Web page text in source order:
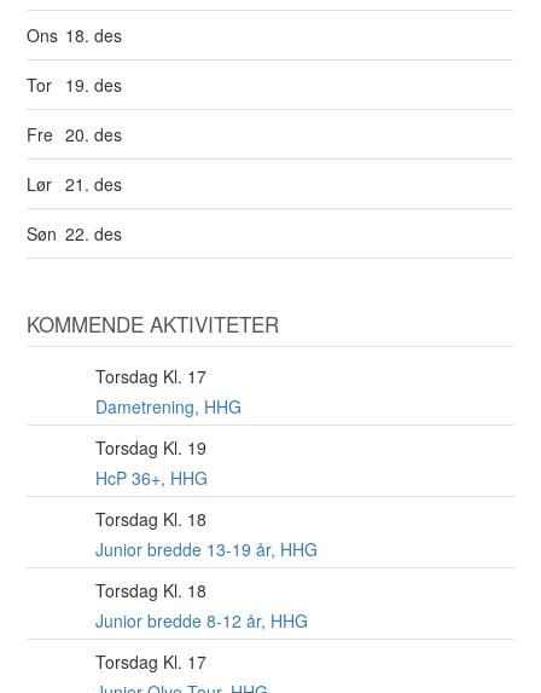
Ons 18. des
Tor 19. des
Fre 20. des
Lør 21. des
Søn 22. des
KOMMENDE AKTIVITETER
Torsdag Kl. 17
Dametrening, HHG
Torsdag Kl. 19
HcP 36+, HHG
Torsdag Kl. 18
Junior bredde 13-19 år, HHG
Torsdag Kl. 18
Junior bredde 8-12 år, HHG
Torsdag Kl. 17